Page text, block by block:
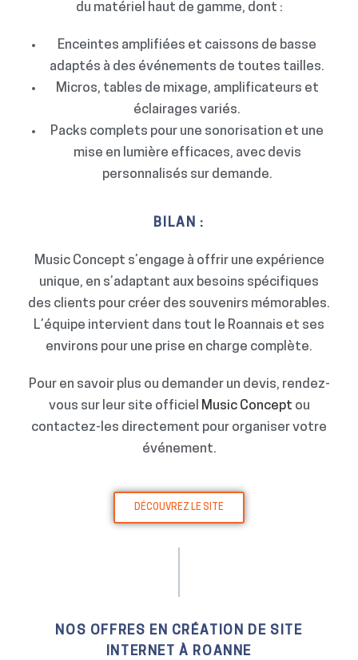
du matériel haut de gamme, dont :
Enceintes amplifiées et caissons de basse
adaptés à des événements de toutes tailles.
Micros, tables de mixage, amplificateurs et
éclairages variés.
Packs complets pour une sonorisation et une
mise en lumière efficaces, avec devis
personnalisés sur demande.
BILAN :
Music Concept s’engage à offrir une expérience
unique, en s’adaptant aux besoins spécifiques
des clients pour créer des souvenirs mémorables.
L’équipe intervient dans tout le Roannais et ses
environs pour une prise en charge complète.
Pour en savoir plus ou demander un devis, rendez-
vous sur leur site officiel Music Concept ou
contactez-les directement pour organiser votre
événement.
DÉCOUVREZ LE SITE
NOS OFFRES EN CRÉATION DE SITE
INTERNET À ROANNE